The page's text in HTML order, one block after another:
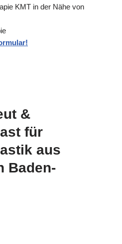
&
für
aus
Baden-